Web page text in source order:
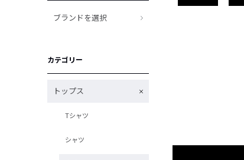
ブランドを選択
カテゴリー
トップス
Tシャツ
シャツ